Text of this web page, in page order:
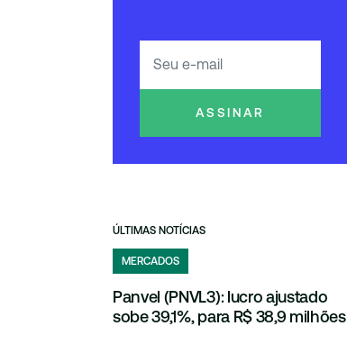
ASSINAR
ÚLTIMAS NOTÍCIAS
MERCADOS
Panvel (PNVL3): lucro ajustado
sobe 39,1%, para R$ 38,9 milhões